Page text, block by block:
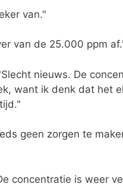
van."
van de 25.000 ppm
nieuws. De
want ik denk dat het
geen zorgen te
concentratie is weer